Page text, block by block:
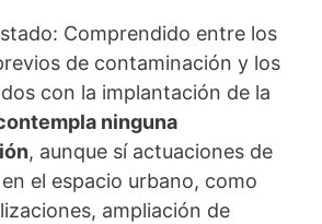
Comprendido entre los
de contaminación y los
con la implantación de la
ninguna
, aunque sí actuaciones de
el espacio urbano, como
ampliación de